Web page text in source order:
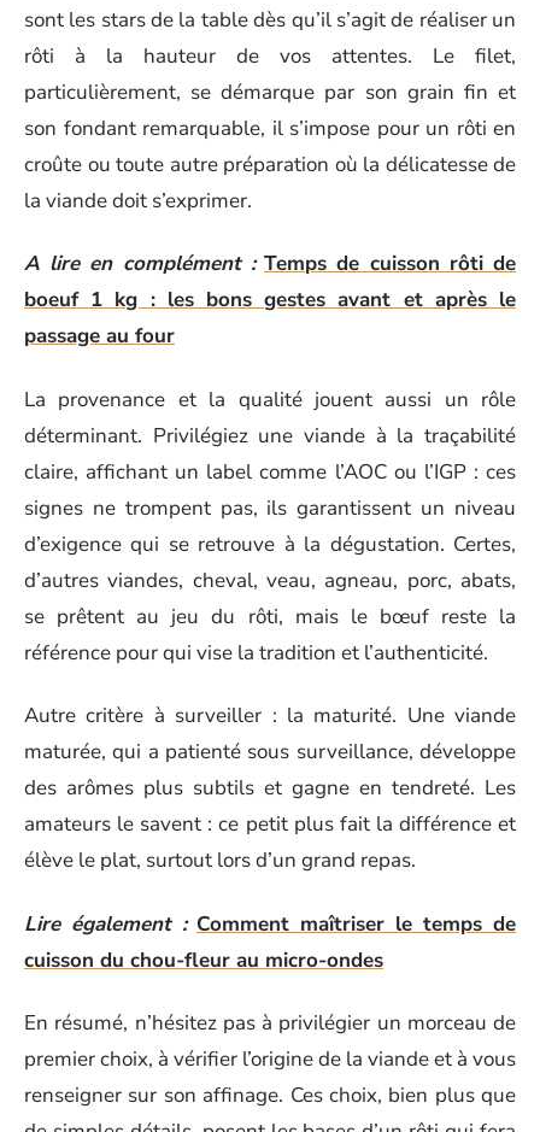
sont les stars de la table dès qu’il s’agit de réaliser un
rôti à la hauteur de vos attentes. Le filet,
particulièrement, se démarque par son grain fin et
son fondant remarquable, il s’impose pour un rôti en
croûte ou toute autre préparation où la délicatesse de
la viande doit s’exprimer.
A lire en complément : Temps de cuisson rôti de
boeuf 1 kg : les bons gestes avant et après le
passage au four
La provenance et la qualité jouent aussi un rôle
déterminant. Privilégiez une viande à la traçabilité
claire, affichant un label comme l’AOC ou l’IGP : ces
signes ne trompent pas, ils garantissent un niveau
d’exigence qui se retrouve à la dégustation. Certes,
d’autres viandes, cheval, veau, agneau, porc, abats,
se prêtent au jeu du rôti, mais le bœuf reste la
référence pour qui vise la tradition et l’authenticité.
Autre critère à surveiller : la maturité. Une viande
maturée, qui a patienté sous surveillance, développe
des arômes plus subtils et gagne en tendreté. Les
amateurs le savent : ce petit plus fait la différence et
élève le plat, surtout lors d’un grand repas.
Lire également : Comment maîtriser le temps de
cuisson du chou-fleur au micro-ondes
En résumé, n’hésitez pas à privilégier un morceau de
premier choix, à vérifier l’origine de la viande et à vous
renseigner sur son affinage. Ces choix, bien plus que